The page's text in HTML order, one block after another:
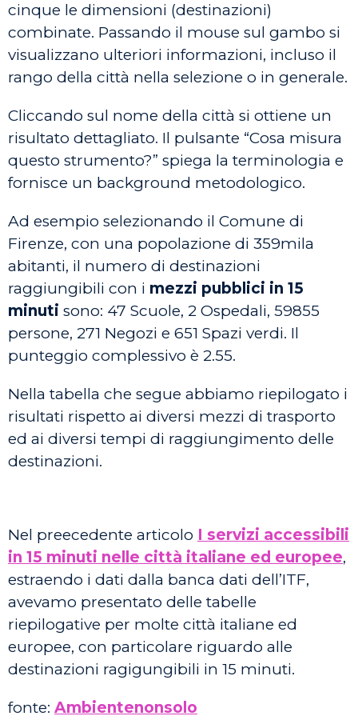
cinque le dimensioni (destinazioni)
combinate. Passando il mouse sul gambo si
visualizzano ulteriori informazioni, incluso il
rango della città nella selezione o in generale.
Cliccando sul nome della città si ottiene un
risultato dettagliato. Il pulsante “Cosa misura
questo strumento?” spiega la terminologia e
fornisce un background metodologico.
Ad esempio selezionando il Comune di
Firenze, con una popolazione di 359mila
abitanti, il numero di destinazioni
raggiungibili con i mezzi pubblici in 15
minuti sono: 47 Scuole, 2 Ospedali, 59855
persone, 271 Negozi e 651 Spazi verdi. Il
punteggio complessivo è 2.55.
Nella tabella che segue abbiamo riepilogato i
risultati rispetto ai diversi mezzi di trasporto
ed ai diversi tempi di raggiungimento delle
destinazioni.
Nel preecedente articolo I servizi accessibili
in 15 minuti nelle città italiane ed europee,
estraendo i dati dalla banca dati dell’ITF,
avevamo presentato delle tabelle
riepilogative per molte città italiane ed
europee, con particolare riguardo alle
destinazioni ragigungibili in 15 minuti.
fonte: Ambientenonsolo